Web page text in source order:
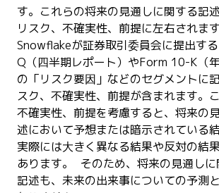
す。これらの将来の見通しに関する記
リスク、不確実性、前提に左右されま
Snowflakeが証券取引委員会に提出す
Q（四半期レポート）やForm 10-K（
の「リスク要因」などのセグメントに
スク、不確実性、前提が含まれます。
不確実性、前提を考慮すると、将来の
述において予想または暗示されている
実際には大きく異なる結果や反対の結
あります。 そのため、将来の見通し
記述も、未来の出来事についての予測